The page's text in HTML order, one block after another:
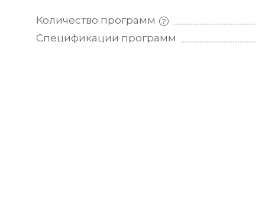
Количество программ
Спецификации программ